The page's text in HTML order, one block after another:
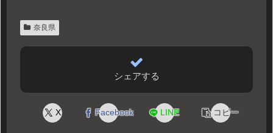
奈良県
シェアする
X Facebook LINE コピー